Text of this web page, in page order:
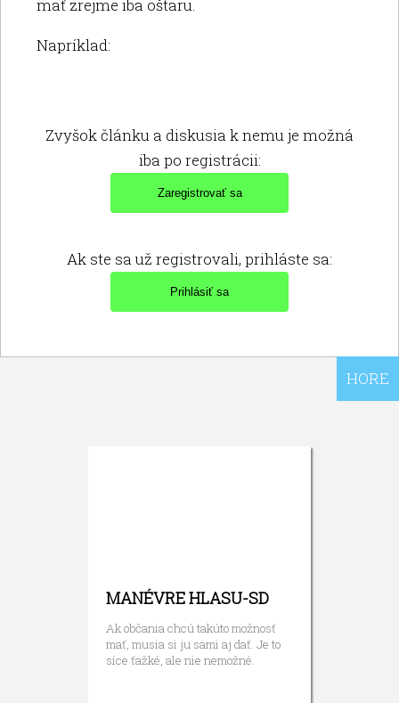
HORE
mať zrejme iba oštaru.
Napríklad:
Zvyšok článku a diskusia k nemu je možná
iba po registrácii:
Ak ste sa už registrovali, prihláste sa:
MANÉVRE HLASU-SD
Ak občania chcú takúto možnosť
mať, musia si ju sami aj dať. Je to
síce ťažké, ale nie nemožné.